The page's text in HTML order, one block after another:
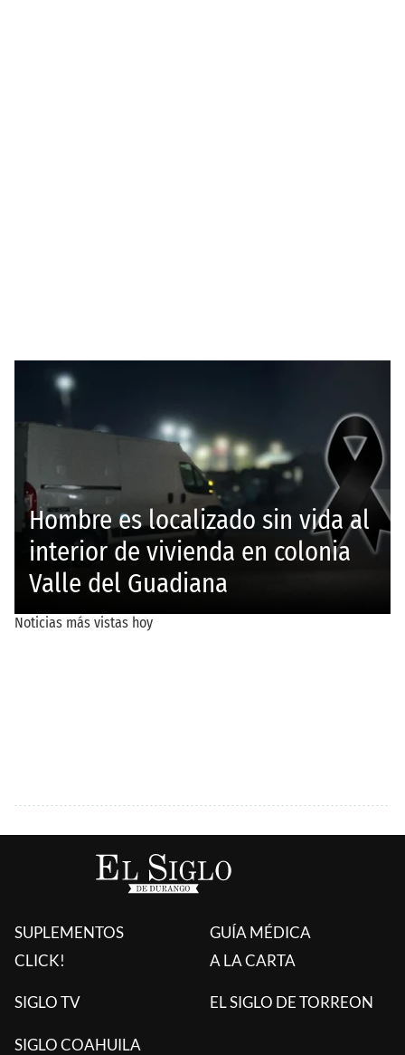
SUPLEMENTOS
CLICK!
GUÍA MÉDICA
A LA CARTA
SIGLO TV EL SIGLO DE TORREON
SIGLO COAHUILA